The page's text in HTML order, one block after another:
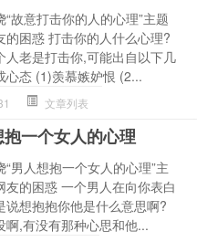
“故意打击你的人的心理”主题
的困惑 打击你的人什么心理?
人老是打击你,可能出自以下几
心态 (1)羡慕嫉妒恨 (2...
文章列表
一个女人的心理
“男人想抱一个女人的心理”主
友的困惑 一个男人在向你表白
说想抱抱你他是什么意思啊?
啊,有没有那种心思和他...